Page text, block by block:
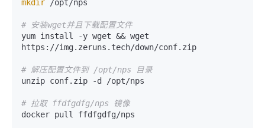
mkdir /opt/nps
# 安装wget并且下载配置文件
yum install -y wget && wget
https://img.zeruns.tech/down/conf.zip
# 解压配置文件到 /opt/nps 目录
unzip conf.zip -d /opt/nps
# 拉取 ffdfgdfg/nps 镜像
docker pull ffdfgdfg/nps